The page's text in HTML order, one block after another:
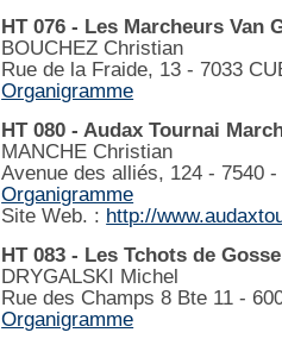
HT 076 - Les Marcheurs Van
BOUCHEZ Christian
Rue de la Fraide, 13 - 7033
Organigramme
HT 080 - Audax Tournai
MANCHE Christian
Avenue des alliés, 124 - 7540
Organigramme
Site Web. : http://
HT 083 - Les Tchots de
DRYGALSKI Michel
Rue des Champs 8 Bte 11 -
Organigramme